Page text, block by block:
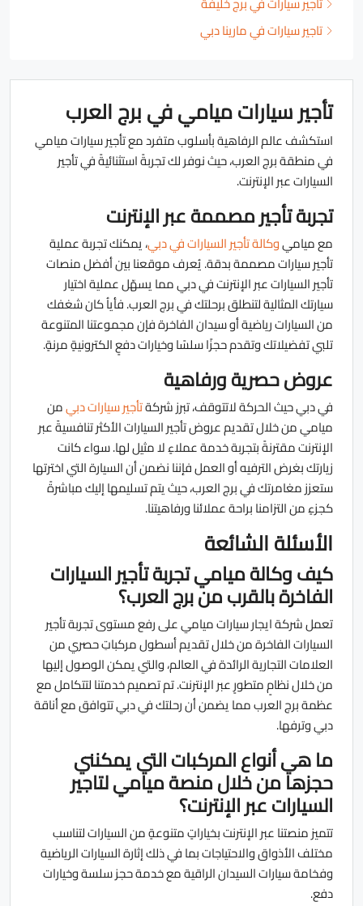
تاجير سيارات في مارينا دبي
تأجير سيارات ميامي في برج العرب
استكشف عالم الرفاهية بأسلوب متفرد مع تأجير سيارات ميامي
في منطقة برج العرب، حيث نوفر لك تجربةً استثنائيةً في تأجير
السيارات عبر الإنترنت.
تجربة تأجير مصممة عبر الإنترنت
مع مياميوكالة تأجير السيارات في دبي، يمكنك تجربة عملية
تأجير سيارات مصممة بدقة. يُعرف موقعنا بين أفضل منصات
تأجير السيارات عبر الإنترنت في دبي مما يسهّل عملية اختيار
سيارتك المثالية لتنطلق برحلتك في برج العرب. فأياُ كان شغفك
من السيارات رياضية أو سيدان الفاخرة فإن مجموعتنا المتنوعة
تلبي تفضيلاتك وتقدم حجزًا سلسًا وخيارات دفعٍ الكترونيةٍ مرنةٍ.
عروض حصرية ورفاهية
في دبي حيث الحركة لاتتوقف، تبرز شركةتأجير سيارات دبيمن
ميامي من خلال تقديم عروض تأجير السيارات الأكثر تنافسيةً عبر
الإنترنت مقترنةً بتجربة خدمة عملاءٍ لا مثيل لها. سواء كانت
زيارتك بغرض الترفيه أو العمل فإننا نضمن أن السيارة التي اخترتها
ستعزز مغامرتك في برج العرب، حيث يتم تسليمها إليك مباشرةً
كجزءٍ من التزامنا براحة عملائنا ورفاهيتنا.
الأسئلة الشائعة
كيف وكالة ميامي تجربة تأجير السيارات
الفاخرة بالقرب من برج العرب؟
تعمل شركة ايجار سيارات ميامي على رفع مستوى تجربة تأجير
السيارات الفاخرة من خلال تقديم أسطول مركباتِ حصري من
العلامات التجارية الرائدة في العالم، والتي يمكن الوصول إليها
من خلال نظامٍ متطورٍ عبر الإنترنت. تم تصميم خدمتنا لتتكامل مع
عظمة برج العرب مما يضمن أن رحلتك في دبي تتوافق مع أناقة
دبي وترفها.
ما هي أنواع المركبات التي يمكنني
حجزها من خلال منصة ميامي لتاجير
السيارات عبر الإنترنت؟
تتميز منصتنا عبر الإنترنت بخياراتٍ متنوعةٍ من السيارات لتناسب
مختلف الأذواق والاحتياجات بما في ذلك إثارة السيارات الرياضية
وفخامة سيارات السيدان الراقية مع خدمة حجز سلسة وخيارات
دفع.